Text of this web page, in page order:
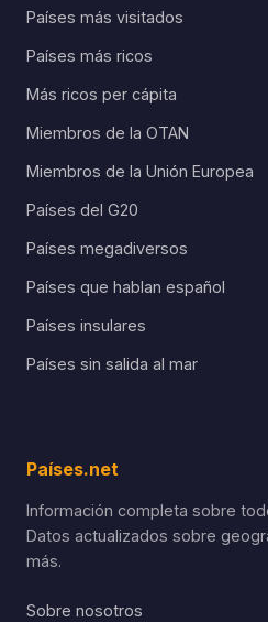
Países más visitados
Países más ricos
Más ricos per cápita
Miembros de la OTAN
Miembros de la Unión Europea
Países del G20
Países megadiversos
Países que hablan español
Países insulares
Países sin salida al mar
Países.net
Información completa sobre
Datos actualizados sobre
más.
Sobre nosotros